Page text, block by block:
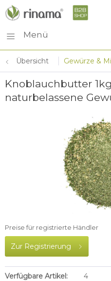
Menü
Übersicht Gewürze &
Knoblauchbutter
naturbelassene
Preise für registrierte Händler
Zur Registrierung
Verfügbare Artikel:
4